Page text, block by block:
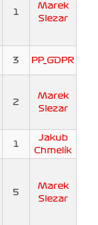
1
Marek
Slezar
3 PP_GDPR
2
Marek
Slezar
1
Jakub
Chmelík
5
Marek
Slezar